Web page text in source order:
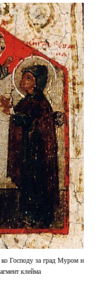
Господу за град Муром и
клейма